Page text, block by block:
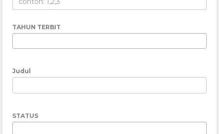
TAHUN TERBIT
Judul
STATUS